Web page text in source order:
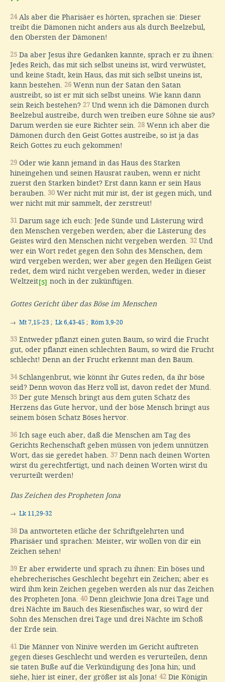
24Als aber die Pharisäer es hörten, sprachen sie: Dieser
treibt die Dämonen nicht anders aus als durch Beelzebul,
den Obersten der Dämonen!
25 Da aber Jesus ihre Gedanken kannte, sprach er zu ihnen:
Jedes Reich, das mit sich selbst uneins ist, wird verwüstet,
und keine Stadt, kein Haus, das mit sich selbst uneins ist,
kann bestehen. 26 Wenn nun der Satan den Satan
austreibt, so ist er mit sich selbst uneins. Wie kann dann
sein Reich bestehen? 27 Und wenn ich die Dämonen durch
Beelzebul austreibe, durch wen treiben eure Söhne sie aus?
Darum werden sie eure Richter sein. 28 Wenn ich aber die
Dämonen durch den Geist Gottes austreibe, so ist ja das
Reich Gottes zu euch gekommen!
29 Oder wie kann jemand in das Haus des Starken
hineingehen und seinen Hausrat rauben, wenn er nicht
zuerst den Starken bindet? Erst dann kann er sein Haus
berauben. 30 Wer nicht mit mir ist, der ist gegen mich, und
wer nicht mit mir sammelt, der zerstreut!
31 Darum sage ich euch: Jede Sünde und Lästerung wird
den Menschen vergeben werden; aber die Lästerung des
Geistes wird den Menschen nicht vergeben werden. 32 Und
wer ein Wort redet gegen den Sohn des Menschen, dem
wird vergeben werden; wer aber gegen den Heiligen Geist
redet, dem wird nicht vergeben werden, weder in dieser
Weltzeit[5] noch in der zukünftigen.
Gottes Gericht über das Böse im Menschen
→ Mt 7,15-23 ; Lk 6,43-45 ; Röm 3,9-20
33 Entweder pflanzt einen guten Baum, so wird die Frucht
gut, oder pflanzt einen schlechten Baum, so wird die Frucht
schlecht! Denn an der Frucht erkennt man den Baum.
34Schlangenbrut, wie könnt ihr Gutes reden, da ihr böse
seid? Denn wovon das Herz voll ist, davon redet der Mund.
35 Der gute Mensch bringt aus dem guten Schatz des
Herzens das Gute hervor, und der böse Mensch bringt aus
seinem bösen Schatz Böses hervor.
36 Ich sage euch aber, daß die Menschen am Tag des
Gerichts Rechenschaft geben müssen von jedem unnützen
Wort, das sie geredet haben. 37 Denn nach deinen Worten
wirst du gerechtfertigt, und nach deinen Worten wirst du
verurteilt werden!
Das Zeichen des Propheten Jona
→ Lk 11,29-32
38 Da antworteten etliche der Schriftgelehrten und
Pharisäer und sprachen: Meister, wir wollen von dir ein
Zeichen sehen!
39 Er aber erwiderte und sprach zu ihnen: Ein böses und
ehebrecherisches Geschlecht begehrt ein Zeichen; aber es
wird ihm kein Zeichen gegeben werden als nur das Zeichen
des Propheten Jona. 40 Denn gleichwie Jona drei Tage und
drei Nächte im Bauch des Riesenfisches war, so wird der
Sohn des Menschen drei Tage und drei Nächte im Schoß
der Erde sein.
41 Die Männer von Ninive werden im Gericht auftreten
gegen dieses Geschlecht und werden es verurteilen, denn
sie taten Buße auf die Verkündigung des Jona hin; und
siehe, hier ist einer, der größer ist als Jona! 42 Die Königin